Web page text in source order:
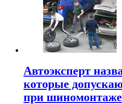
Автоэксперт
которые
при шиномонтаже